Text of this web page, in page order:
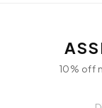
10% off